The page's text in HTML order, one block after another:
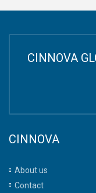
CINNOVA
CINNOVA
About us
Contact